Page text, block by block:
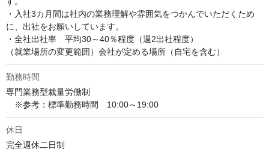
・入社3カ月間は社内の業務理解や雰囲気をつかんでいただくため
に、出社をお願いしています。
・全社出社率　平均30～40％程度（週2出社程度）
（就業場所の変更範囲）会社が定める場所（自宅を含む）
勤務時間
専門業務型裁量労働制
※参考：標準勤務時間　10:00～19:00
休日
完全週休二日制